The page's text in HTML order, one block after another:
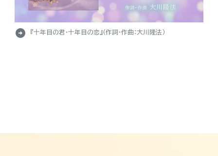
arrow_circle_right 『十年目の君・十年目の恋』（作詞・作曲：大川隆法）